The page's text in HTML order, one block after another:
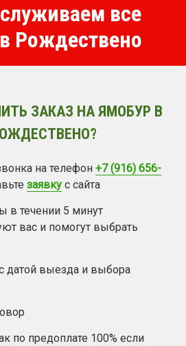
все
Рождествено
ЗАКАЗ НА ЯМОБУР В
на телефон +7 (916) 656-
заявку с сайта
в течении 5 минут
вас и помогут выбрать
датой выезда и выбора
по предоплате 100% если